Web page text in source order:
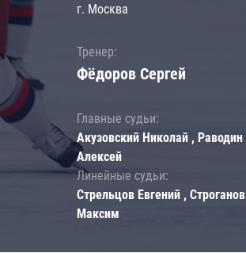
г. Москва
Тренер:
Фёдоров Сергей
Главные судьи:
Акузовский Николай , Раводин
Алексей
Линейные судьи:
Стрельцов Евгений , Строганов
Максим